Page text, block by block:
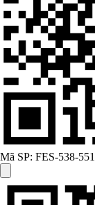
Mã SP: FES-538-551